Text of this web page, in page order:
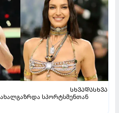
ᲡᲮᲕᲐᲓᲐᲡᲮᲕᲐ
სპორტსმენთან